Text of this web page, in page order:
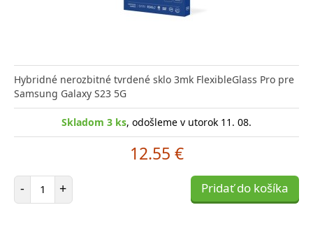
Hybridné nerozbitné tvrdené sklo 3mk FlexibleGlass Pro pre
Samsung Galaxy S23 5G
Skladom 3 ks, odošleme v utorok 11. 08.
12.55 €
- Počet položiek
+ Pridať do košíka